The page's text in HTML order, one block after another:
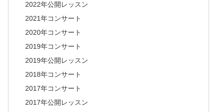
2022年公開レッスン
2021年コンサート
2020年コンサート
2019年コンサート
2019年公開レッスン
2018年コンサート
2017年コンサート
2017年公開レッスン